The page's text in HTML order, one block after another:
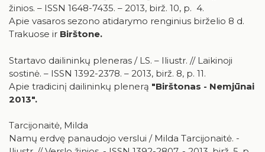
žinios. – ISSN 1648-7435. – 2013, birž. 10, p. 4.
Apie vasaros sezono atidarymo renginius birželio 8 d.
Trakuose ir Birštone.
Startavo dailininkų pleneras / LS. – Iliustr. // Laikinoji
sostinė. – ISSN 1392-2378. – 2013, birž. 8, p. 11.
Apie tradicinį dailininkų plenerą "Birštonas - Nemjūnai
2013".
Tarcijonaitė, Milda
Namų erdvę panaudojo verslui / Milda Tarcijonaitė. -